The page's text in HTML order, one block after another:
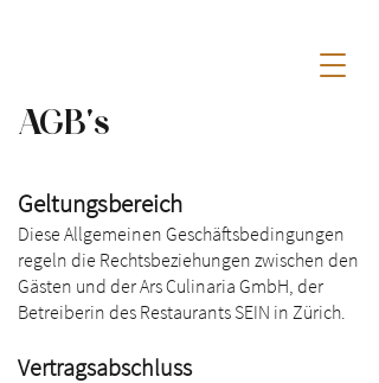
AGB's
Geltungsbereich
Diese Allgemeinen Geschäftsbedingungen
regeln die Rechtsbeziehungen zwischen den
Gästen und der Ars Culinaria GmbH, der
Betreiberin des Restaurants SEIN in Zürich.
Vertragsabschluss